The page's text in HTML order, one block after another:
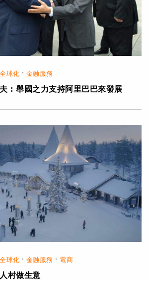
全球化·金融服務
︰舉國之力支持阿里巴巴來發展
全球化·金融服務· 電商
村做生意